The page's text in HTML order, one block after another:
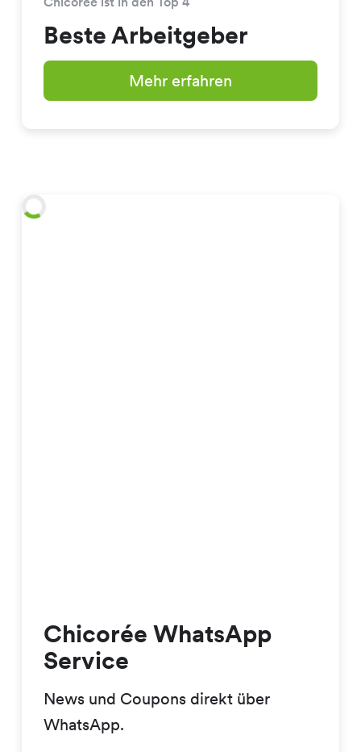
Beste Arbeitgeber
Mehr erfahren
Chicorée WhatsApp
Service
News und Coupons direkt über
WhatsApp.